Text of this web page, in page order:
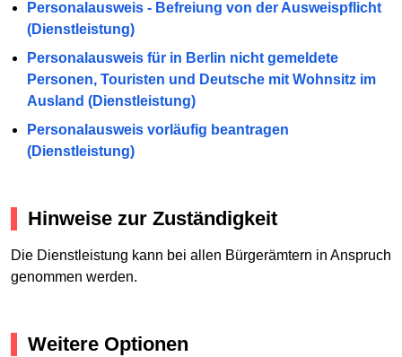
Personalausweis - Befreiung von der Ausweispflicht
(Dienstleistung)
Personalausweis für in Berlin nicht gemeldete
Personen, Touristen und Deutsche mit Wohnsitz im
Ausland (Dienstleistung)
Personalausweis vorläufig beantragen
(Dienstleistung)
Hinweise zur Zuständigkeit
Die Dienstleistung kann bei allen Bürgerämtern in Anspruch
genommen werden.
Weitere Optionen